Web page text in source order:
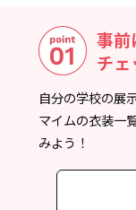
事前
チェ
自分の学校の展
マイムの衣装一
みよう！